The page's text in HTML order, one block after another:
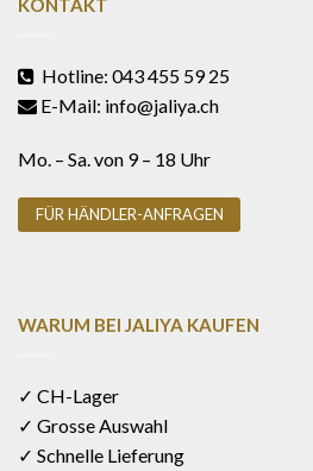
KONTAKT
Hotline: 043 455 59 25
E-Mail: info@jaliya.ch
Mo. – Sa. von 9 – 18 Uhr
FÜR HÄNDLER-ANFRAGEN
WARUM BEI JALIYA KAUFEN
✓ CH-Lager
✓ Grosse Auswahl
✓ Schnelle Lieferung